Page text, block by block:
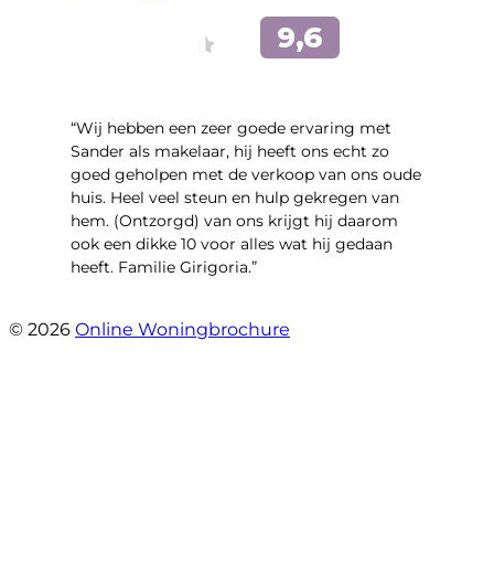
“Wij hebben een zeer goede ervaring met
Sander als makelaar, hij heeft ons echt zo
goed geholpen met de verkoop van ons oude
huis. Heel veel steun en hulp gekregen van
hem. (Ontzorgd) van ons krijgt hij daarom
ook een dikke 10 voor alles wat hij gedaan
heeft. Familie Girigoria.”
© 2026 Online Woningbrochure